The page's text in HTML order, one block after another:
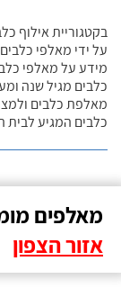
בקטגוריית אילוף
על ידי מאלפי
מידע על מאלפי
כלבים מגיל שנה
מאלפת כלבים
כלבים המגיע לבית
מאלפים
אזור הצפון